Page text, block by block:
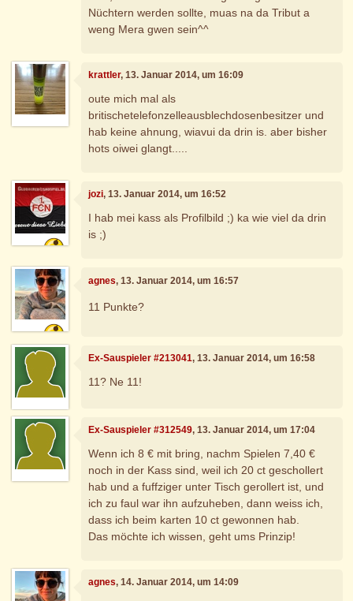
Nüchtern werden sollte, muas na da Tribut a
weng Mera gwen sein^^
krattler, 13. Januar 2014, um 16:09
oute mich mal als
britischetelefonzelleausblechdosenbesitzer und
hab keine ahnung, wiavui da drin is. aber bisher
hots oiwei glangt.....
jozi, 13. Januar 2014, um 16:52
I hab mei kass als Profilbild ;) ka wie viel da drin
is ;)
agnes, 13. Januar 2014, um 16:57
11 Punkte?
Ex-Sauspieler #213041, 13. Januar 2014, um 16:58
11? Ne 11!
Ex-Sauspieler #312549, 13. Januar 2014, um 17:04
Wenn ich 8 € mit bring, nachm Spielen 7,40 €
noch in der Kass sind, weil ich 20 ct geschollert
hab und a fuffziger unter Tisch gerollert ist, und
ich zu faul war ihn aufzuheben, dann weiss ich,
dass ich beim karten 10 ct gewonnen hab.
Das möchte ich wissen, geht ums Prinzip!
agnes, 14. Januar 2014, um 14:09